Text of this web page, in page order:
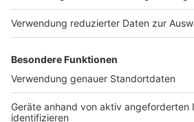
Fall als Diebstahl geringwertiger
bewertete damit die Kündigung als
Eine Abmahnung sei ausreichend.
schwangeren Arbeitnehmerinnen
ferngehalten werden, "die mit einer
verbunden sind". Ein sehr
Autor: Joachim Schultheis